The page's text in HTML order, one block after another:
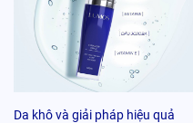
Da khô và giải pháp hiệu quả